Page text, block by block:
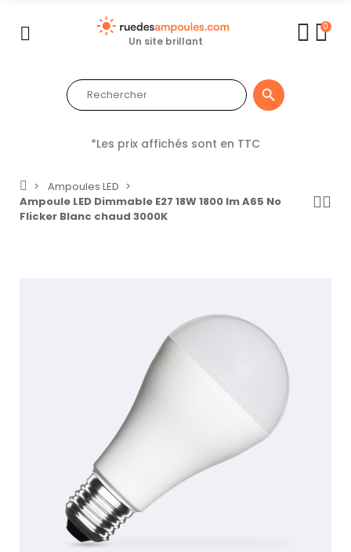
Un site brillant
0

*Les prix affichés sont en TTC
Ampoules LED
Ampoule LED Dimmable E27 18W 1800 lm A65 No
Flicker Blanc chaud 3000K